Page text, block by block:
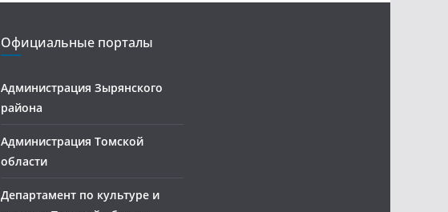
Официальные порталы
Администрация Зырянского
района
Администрация Томской
области
Департамент по культуре и